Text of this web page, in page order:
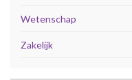
Wetenschap
Zakelijk